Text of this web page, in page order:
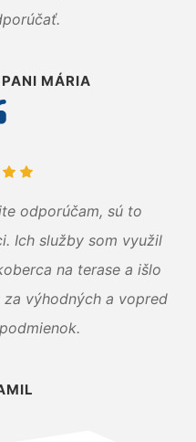
MÁRIA
odporúčam, sú to
Ich služby som využil
na terase a išlo
výhodných a vopred